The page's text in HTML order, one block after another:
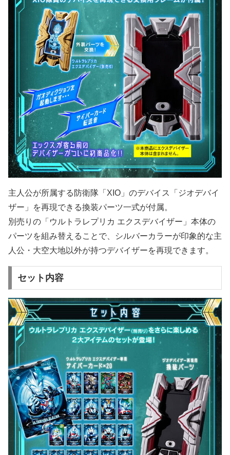
主人公が所属する防衛隊「XIO」のデバイス「ジオデバイ
ザー」を再現できる換装パーツ一式が付属。
別売りの「ウルトラレプリカ エクスデバイザー」本体の
パーツを組み替えることで、シルバーカラーが印象的な主
人公・大空大地以外が持つデバイザーを再現できます。
セット内容